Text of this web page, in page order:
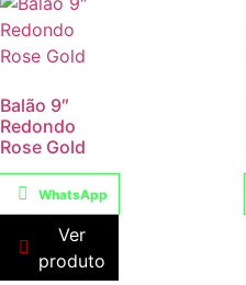
Balão 9″
Redondo
Rose Gold
WhatsApp
Ver
produto